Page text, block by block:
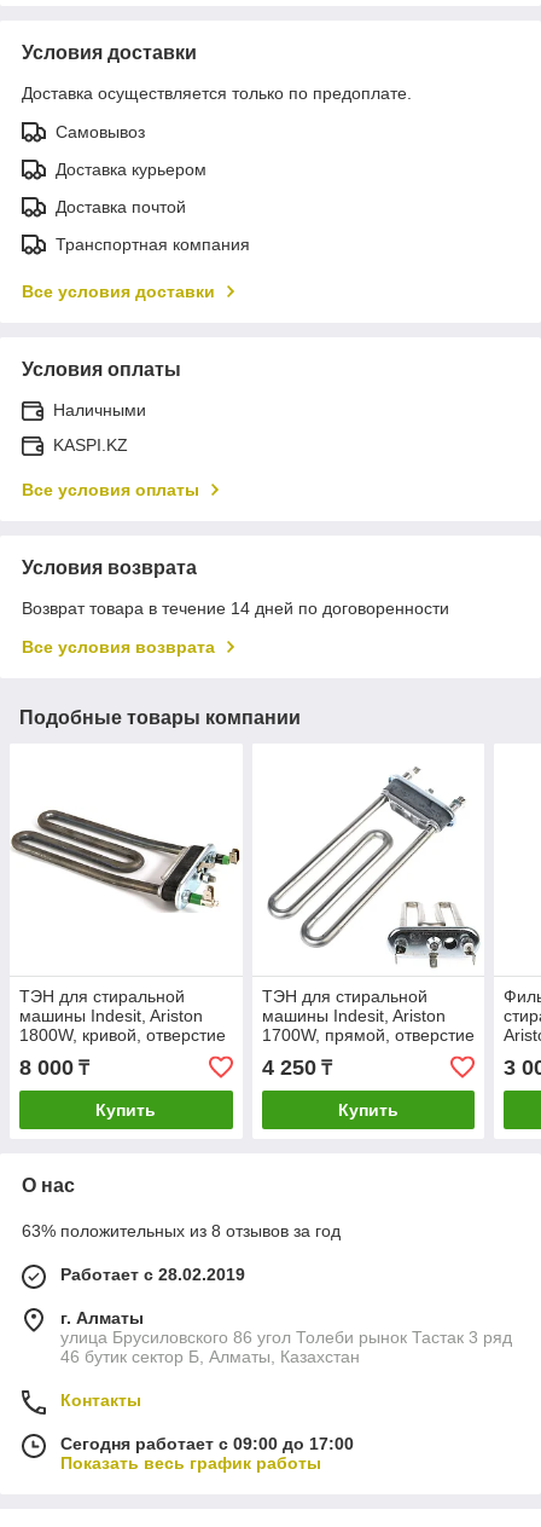
Условия доставки
Доставка осуществляется только по предоплате.
Самовывоз
Доставка курьером
Доставка почтой
Транспортная компания
Все условия доставки
Условия оплаты
Наличными
KASPI.KZ
Все условия оплаты
Условия возврата
Возврат товара в течение 14 дней по договоренности
Все условия возврата
Подобные товары компании
ТЭН для стиральной
машины Indesit, Ariston
1800W, кривой, отверстие
датчика ДРТ, L170мм,
металлический бак,
081837 TW
8 000 ₸
Купить
ТЭН для стиральной
машины Indesit, Ariston
1700W, прямой, отверстие
ДРТ, L170мм, металл. бак,
KAWAI, C00094715
C00143654
4 250₸
Купить
3
О нас
63% положительных из 8 отзывов за год
Работает с 28.02.2019
г. Алматы
улица Брусиловского 86 угол Толеби рынок Тастак 3 ряд
46 бутик сектор Б, Алматы, Казахстан
Контакты
Сегодня работает с 09:00 до 17:00
Показать весь график работы